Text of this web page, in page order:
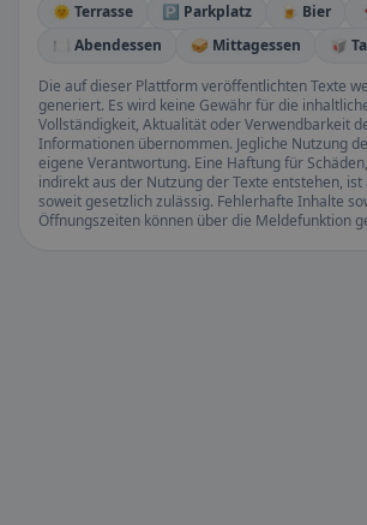
🌞 Terrasse 🅿️ Parkplatz 🍺 Bier
🍽️ Abendessen
🥪 Mittagessen
🥡
Die auf dieser Plattform veröffentlichten Texte
generiert. Es wird keine Gewähr für die
Vollständigkeit, Aktualität oder Verwendbarkeit
Informationen übernommen. Jegliche Nutzung
eigene Verantwortung. Eine Haftung für
indirekt aus der Nutzung der Texte entstehen, ist
soweit gesetzlich zulässig. Fehlerhafte Inhalte
Öffnungszeiten können über die Meldefunktion